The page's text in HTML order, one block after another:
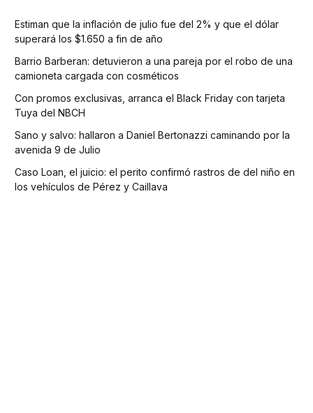
Estiman que la inflación de julio fue del 2% y que el dólar
superará los $1.650 a fin de año
Barrio Barberan: detuvieron a una pareja por el robo de una
camioneta cargada con cosméticos
Con promos exclusivas, arranca el Black Friday con tarjeta
Tuya del NBCH
Sano y salvo: hallaron a Daniel Bertonazzi caminando por la
avenida 9 de Julio
Caso Loan, el juicio: el perito confirmó rastros de del niño en
los vehículos de Pérez y Caillava